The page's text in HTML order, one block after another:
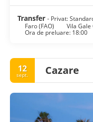
Transfer - Privat:
Faro (FAO)
Vila
Ora de preluare: 18:00
12
sept. Cazare